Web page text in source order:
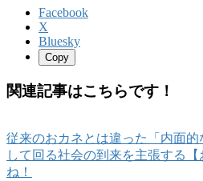
Facebook
X
Bluesky
Copy
関連記事はこちらです！
従来のおカネとは違った「内面
して回る社会の到来を主張する
ね！